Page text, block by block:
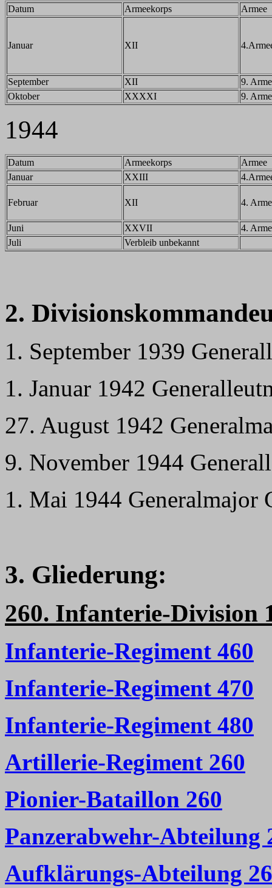
Datum Armeekorps Armee
Januar XII
September XII
9.
Oktober
XXXXI 9.
1944
Datum Armeekorps
Armee
Januar
XXIII
Februar XII 4.
Juni XXVII
4.
Juli
Verbleib unbekannt
2.
1. September 1939
1. Januar 1942
27. August 1942
9. November 1944
1. Mai 1944 Generalmajor
3. Gliederung:
260. Infanterie-Division
Infanterie-Regiment 460
Infanterie-Regiment 470
Infanterie-Regiment 480
Artillerie-Regiment 260
Pionier-Bataillon 260
Panzerabwehr-Abteilung
Aufklärungs-Abteilung